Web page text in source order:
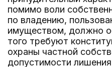
помимо воли
по владению,
имуществом, должно
того требуют
охраны частной
допустимости